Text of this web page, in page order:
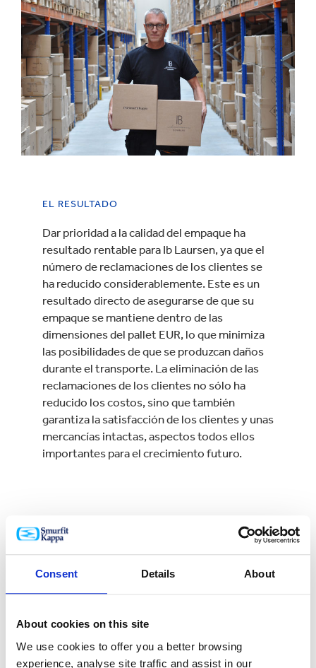
Consent Details About
About cookies on this site
We use cookies to offer you a better browsing
experience, analyse site traffic and assist in our
EL RESULTADO
Dar prioridad a la calidad del empaque ha
resultado rentable para Ib Laursen, ya que el
número de reclamaciones de los clientes se
ha reducido considerablemente. Este es un
resultado directo de asegurarse de que su
empaque se mantiene dentro de las
dimensiones del pallet EUR, lo que minimiza
las posibilidades de que se produzcan daños
durante el transporte. La eliminación de las
reclamaciones de los clientes no sólo ha
reducido los costos, sino que también
garantiza la satisfacción de los clientes y unas
mercancías intactas, aspectos todos ellos
importantes para el crecimiento futuro.